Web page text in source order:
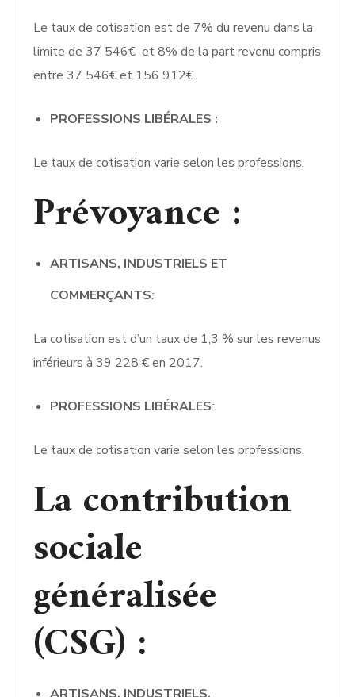
Le taux de cotisation est de 7% du revenu dans la
limite de 37 546€ et 8% de la part revenu compris
entre 37 546€ et 156 912€.
PROFESSIONS LIBÉRALES :
Le taux de cotisation varie selon les professions.
Prévoyance :
ARTISANS, INDUSTRIELS ET
COMMERÇANTS:
La cotisation est d’un taux de 1,3 % sur les revenus
inférieurs à 39 228 € en 2017.
PROFESSIONS LIBÉRALES:
Le taux de cotisation varie selon les professions.
La contribution
sociale
généralisée
(CSG) :